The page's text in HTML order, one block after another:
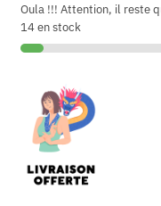
Oula !!! Attention, il reste
14 en stock